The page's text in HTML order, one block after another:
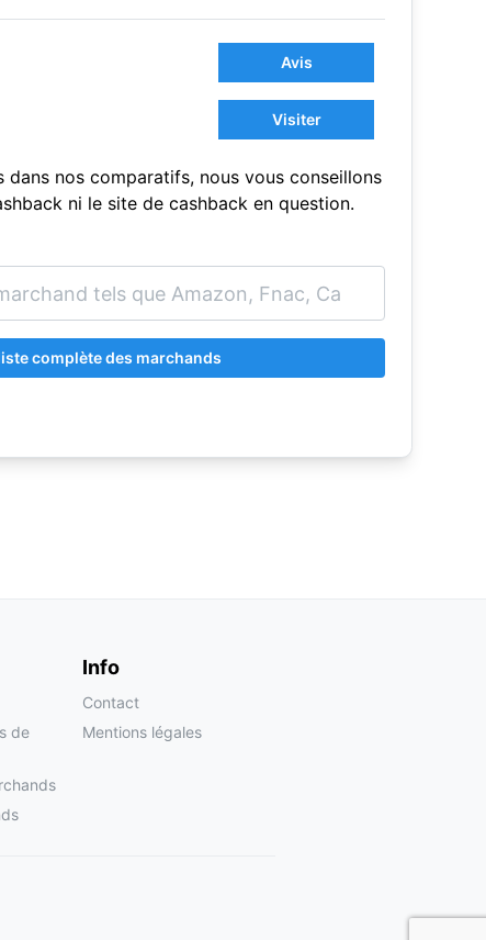
Avis
Visiter
nos comparatifs, nous vous conseillons
ni le site de cashback en question.
complète des marchands
de
Info
Contact
Mentions légales